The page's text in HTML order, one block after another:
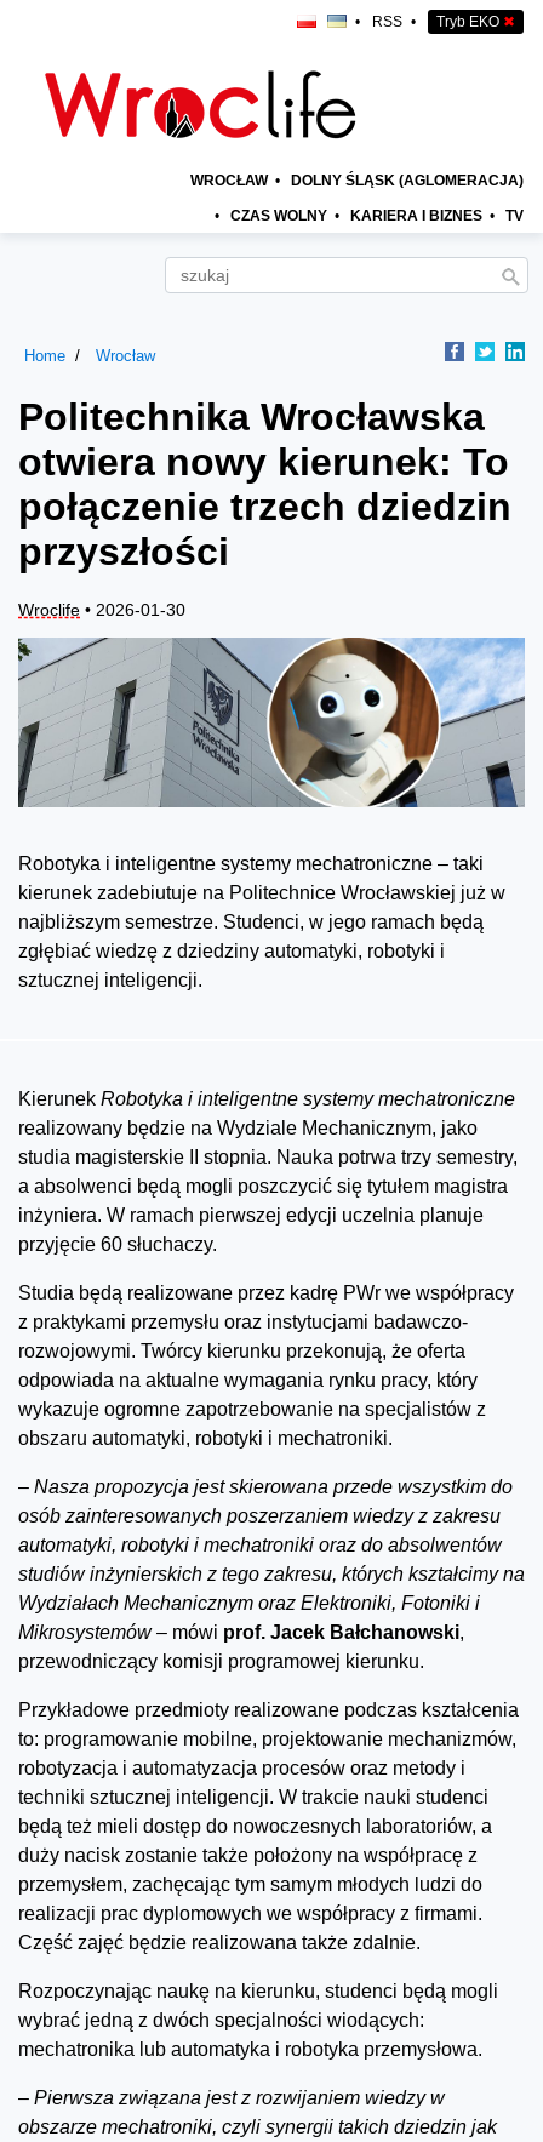
• RSS • Tryb EKO ✖
WROCŁAW • DOLNY ŚLĄSK (AGLOMERACJA)
• CZAS WOLNY • KARIERA I BIZNES • TV
Home Wrocław
Politechnika Wrocławska
otwiera nowy kierunek: To
połączenie trzech dziedzin
przyszłości
Wroclife • 2026-01-30
Robotyka i inteligentne systemy mechatroniczne – taki
kierunek zadebiutuje na Politechnice Wrocławskiej już w
najbliższym semestrze. Studenci, w jego ramach będą
zgłębiać wiedzę z dziedziny automatyki, robotyki i
sztucznej inteligencji.
Kierunek Robotyka i inteligentne systemy mechatroniczne
realizowany będzie na Wydziale Mechanicznym, jako
studia magisterskie II stopnia. Nauka potrwa trzy semestry,
a absolwenci będą mogli poszczycić się tytułem magistra
inżyniera. W ramach pierwszej edycji uczelnia planuje
przyjęcie 60 słuchaczy.
Studia będą realizowane przez kadrę PWr we współpracy
z praktykami przemysłu oraz instytucjami badawczo-
rozwojowymi. Twórcy kierunku przekonują, że oferta
odpowiada na aktualne wymagania rynku pracy, który
wykazuje ogromne zapotrzebowanie na specjalistów z
obszaru automatyki, robotyki i mechatroniki.
– Nasza propozycja jest skierowana przede wszystkim do
osób zainteresowanych poszerzaniem wiedzy z zakresu
automatyki, robotyki i mechatroniki oraz do absolwentów
studiów inżynierskich z tego zakresu, których kształcimy na
Wydziałach Mechanicznym oraz Elektroniki, Fotoniki i
Mikrosystemów – mówi prof. Jacek Bałchanowski,
przewodniczący komisji programowej kierunku.
Przykładowe przedmioty realizowane podczas kształcenia
to: programowanie mobilne, projektowanie mechanizmów,
robotyzacja i automatyzacja procesów oraz metody i
techniki sztucznej inteligencji. W trakcie nauki studenci
będą też mieli dostęp do nowoczesnych laboratoriów, a
duży nacisk zostanie także położony na współpracę z
przemysłem, zachęcając tym samym młodych ludzi do
realizacji prac dyplomowych we współpracy z firmami.
Część zajęć będzie realizowana także zdalnie.
Rozpoczynając naukę na kierunku, studenci będą mogli
wybrać jedną z dwóch specjalności wiodących:
mechatronika lub automatyka i robotyka przemysłowa.
– Pierwsza związana jest z rozwijaniem wiedzy w
obszarze mechatroniki, czyli synergii takich dziedzin jak